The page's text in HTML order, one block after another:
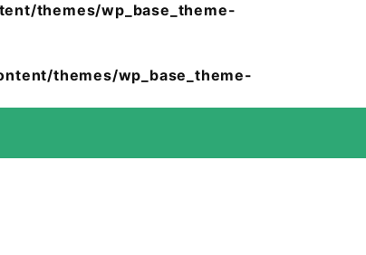
themes/wp_base_theme-
themes/wp_base_theme-